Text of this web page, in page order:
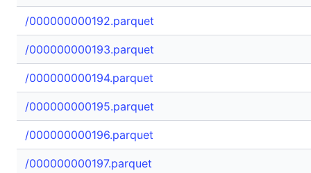
/000000000192.parquet
/000000000193.parquet
/000000000194.parquet
/000000000195.parquet
/000000000196.parquet
/000000000197.parquet